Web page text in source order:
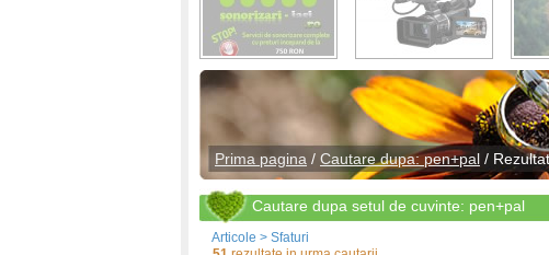
Prima pagina / Cautare dupa: pen+pal /
Cautare dupa setul de cuvinte: pen+pal
Articole > Sfaturi